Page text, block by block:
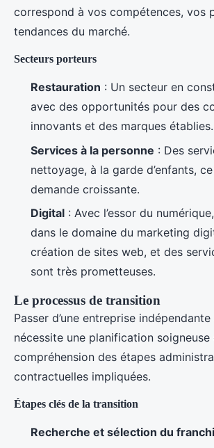
correspond à vos compétences, vos
tendances du marché.
Secteurs porteurs
Restauration : Un secteur en
avec des opportunités pour des
innovants et des marques établies.
Services à la personne : Des
nettoyage, à la garde d’enfants,
demande croissante.
Digital : Avec l’essor du
dans le domaine du marketing
création de sites web, et des
sont très prometteuses.
Le processus de transition
Passer d’une entreprise
nécessite une planification soigneuse
compréhension des étapes
contractuelles impliquées.
Étapes clés de la transition
Recherche et sélection du